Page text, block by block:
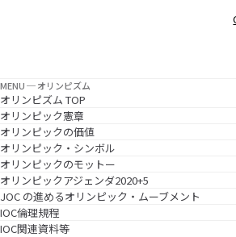
MENU ─ オリンピズム
オリンピズム TOP
オリンピック憲章
オリンピックの価値
オリンピック・シンボル
オリンピックのモットー
オリンピックアジェンダ2020+5
JOC の進めるオリンピック・ムーブメント
IOC倫理規程
IOC関連資料等